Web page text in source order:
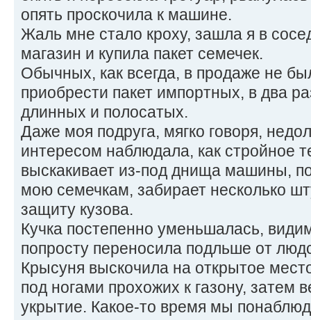
опять проскочила к машине.
Жаль мне стало кроху, зашла я в
магазин и купила пакет семечек.
Обычных, как всегда, в продаже не
приобрести пакет импортных, в два
длинных и полосатых.
Даже моя подруга, мягко говоря,
интересом наблюдала, как стройное
выскакивает из-под днища машины,
мою семечкам, забирает несколько
защиту кузова.
Кучка постепенно уменьшалась,
попросту переносила подльше от
Крысуня выскочила на открытое
под ногами прохожих к газону, затем
укрытие. Какое-то время мы